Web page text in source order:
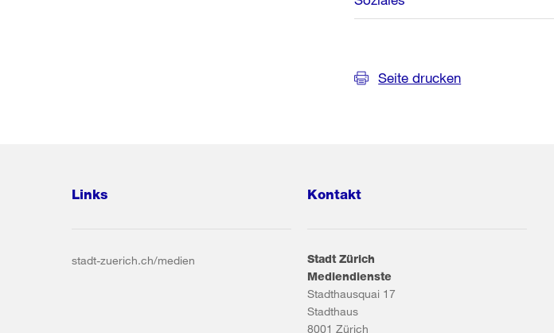
Seite drucken
Links
stadt-zuerich.ch/medien
Kontakt
Stadt Zürich
Mediendienste
Stadthausquai 17
Stadthaus
8001 Zürich